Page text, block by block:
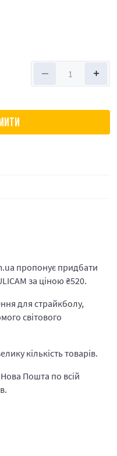
пропонує придбати
за ціною ₴520.
для страйкболу,
світового
кількість товарів.
Пошта по всій